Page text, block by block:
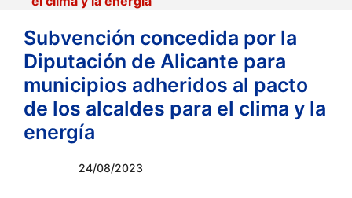
Subvención concedida por la
Diputación de Alicante para
municipios adheridos al pacto
de los alcaldes para el clima y la
energía
24/08/2023